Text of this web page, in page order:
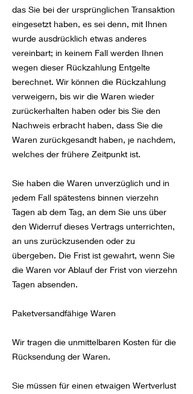
das Sie bei der ursprünglichen Transaktion
eingesetzt haben, es sei denn, mit Ihnen
wurde ausdrücklich etwas anderes
vereinbart; in keinem Fall werden Ihnen
wegen dieser Rückzahlung Entgelte
berechnet. Wir können die Rückzahlung
verweigern, bis wir die Waren wieder
zurückerhalten haben oder bis Sie den
Nachweis erbracht haben, dass Sie die
Waren zurückgesandt haben, je nachdem,
welches der frühere Zeitpunkt ist.
Sie haben die Waren unverzüglich und in
jedem Fall spätestens binnen vierzehn
Tagen ab dem Tag, an dem Sie uns über
den Widerruf dieses Vertrags unterrichten,
an uns zurückzusenden oder zu
übergeben. Die Frist ist gewahrt, wenn Sie
die Waren vor Ablauf der Frist von vierzehn
Tagen absenden.
Paketversandfähige Waren
Wir tragen die unmittelbaren Kosten für die
Rücksendung der Waren.
Sie müssen für einen etwaigen Wertverlust